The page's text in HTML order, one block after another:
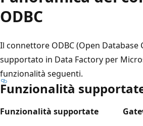
ODBC
Il connettore ODBC (Open Database
supportato in Data Factory per
funzionalità seguenti.
Funzionalità
Funzionalità supportate